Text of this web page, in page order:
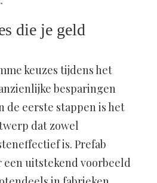
die je geld
keuzes tijdens het
besparingen
de eerste stappen is het
dat zowel
is. Prefab
uitstekend voorbeeld